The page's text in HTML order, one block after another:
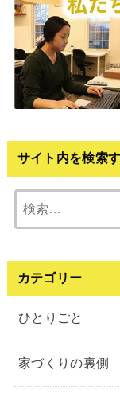
サイト内を検索
カテゴリー
ひとりごと
家づくりの裏側